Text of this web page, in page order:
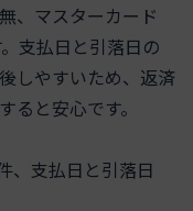
、マスターカード
支払日と引落日の
しやすいため、返済
ると安心です。
、支払日と引落日